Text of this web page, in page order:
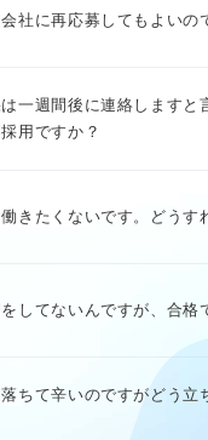
社に再応募してもよいの
一週間後に連絡しますと
用ですか？
きたくないです。どうす
してないんですが、合格
ちて辛いのですがどう立